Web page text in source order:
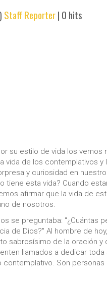
) Staff Reporter| 0 hits
su estilo de vida los vemos
vida de los contemplativos
y curiosidad en
tiene esta vida? Cuando
afirmar que la vida de
de nosotros.
se preguntaba: "¿Cuántas
de Dios?" Al hombre de
sabrosísimo de la oración y
llamados a dedicar toda
Son